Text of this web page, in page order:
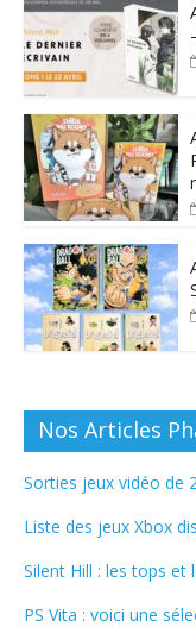
Nos Articles
Sorties jeux vidéo de
Liste des jeux Xbox
Silent Hill : les tops et
PS Vita : voici une